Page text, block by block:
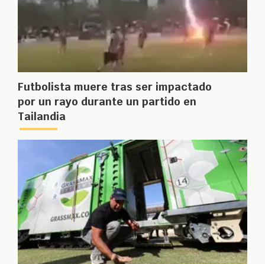
Futbolista muere tras ser impactado
por un rayo durante un partido en
Tailandia